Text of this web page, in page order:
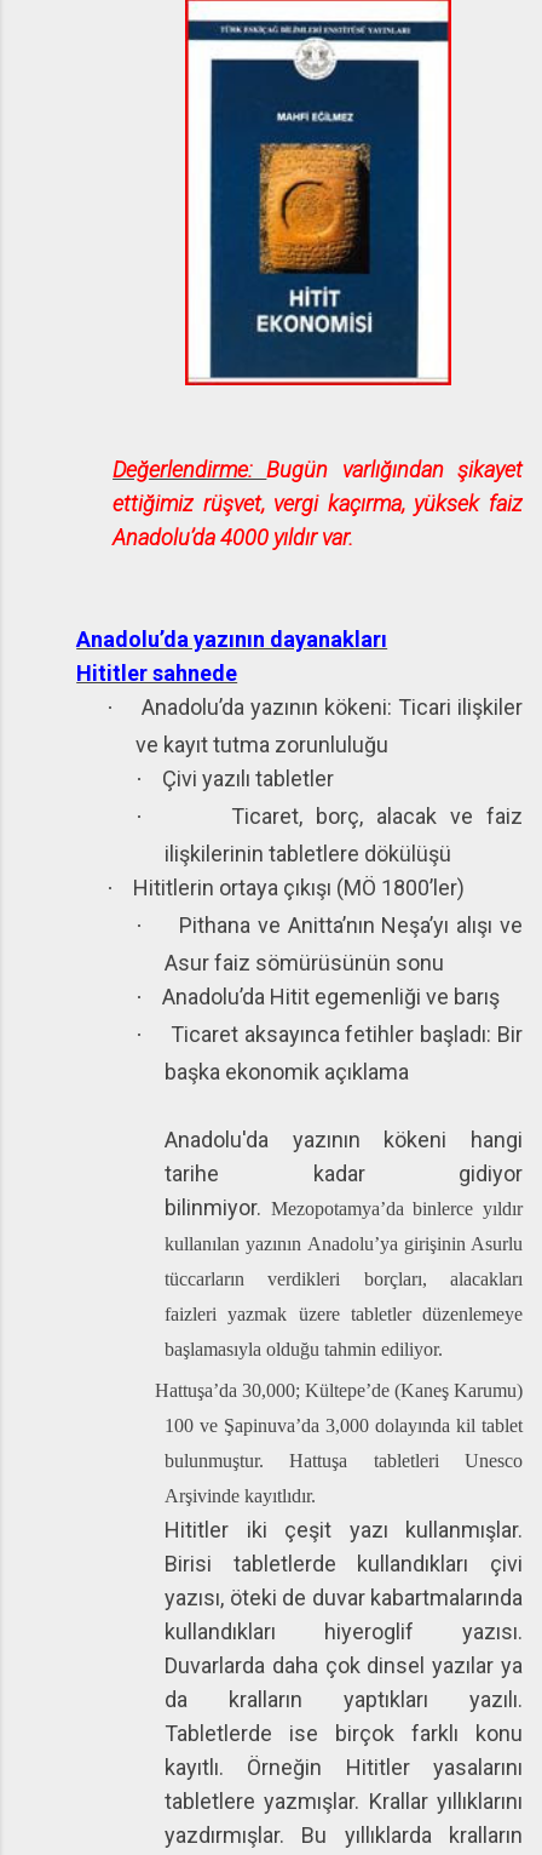
Değerlendirme:Bugün varlığından şikayet
ettiğimiz rüşvet, vergi kaçırma, yüksek faiz
Anadolu’da 4000 yıldır var.
Anadolu’da yazının dayanakları
Hititler sahnede
·
Anadolu’da yazının kökeni: Ticari ilişkiler
ve kayıt tutma zorunluluğu
· Çivi yazılı tabletler
·
Ticaret, borç, alacak ve faiz
ilişkilerinin tabletlere dökülüşü
· Hititlerin ortaya çıkışı (MÖ 1800’ler)
·
Pithana ve Anitta’nın Neşa’yı alışı ve
Asur faiz sömürüsünün sonu
· Anadolu’da Hitit egemenliği ve barış
·
Ticaret aksayınca fetihler başladı: Bir
başka ekonomik açıklama
Anadolu'da yazının kökeni hangi
tarihe kadar gidiyor
bilinmiyor. Mezopotamya’da binlerce yıldır
kullanılanyazının Anadolu’ya girişinin Asurlu
tüccarların verdikleri borçları, alacakları
faizleri yazmak üzere tabletler düzenlemeye
başlamasıyla olduğu tahmin ediliyor.
Hattuşa’da 30,000; Kültepe’de (Kaneş Karumu)
100 ve Şapinuva’da 3,000 dolayında kil tablet
bulunmuştur.Hattuşa tabletleriUnesco
Arşivinde kayıtlıdır.
Hititler iki çeşit yazı kullanmışlar.
Birisi tabletlerde kullandıkları çivi
yazısı, öteki de duvar kabartmalarında
kullandıkları hiyeroglif yazısı.
Duvarlarda daha çok dinsel yazılar ya
da kralların yaptıkları yazılı.
Tabletlerde ise birçok farklı konu
kayıtlı. Örneğin Hititler yasalarını
tabletlere yazmışlar. Krallar yıllıklarını
yazdırmışlar. Bu yıllıklarda kralların